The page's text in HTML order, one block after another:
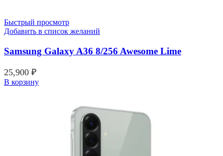
Быстрый просмотр
Добавить в список желаний
Samsung Galaxy A36 8/256 Awesome Lime
25,900 ₽
В корзину